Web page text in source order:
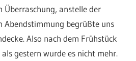
Überraschung, anstelle der
Abendstimmung begrüßte uns
Also nach dem Frühstück
gestern wurde es nicht mehr.